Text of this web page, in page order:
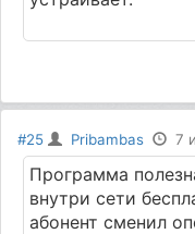
#25 Pribambas 7
Программа
внутри сети
абонент сменил